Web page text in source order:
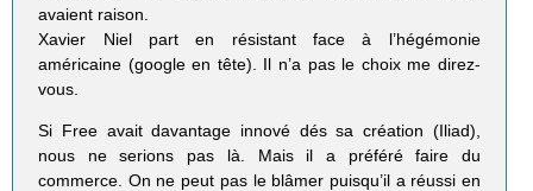
avaient raison.
Xavier Niel part en résistant face à l’hégémonie
américaine (google en tête). Il n’a pas le choix me direz-
vous.
Si Free avait davantage innové dés sa création (Iliad),
nous ne serions pas là. Mais il a préféré faire du
commerce. On ne peut pas le blâmer puisqu’il a réussi en